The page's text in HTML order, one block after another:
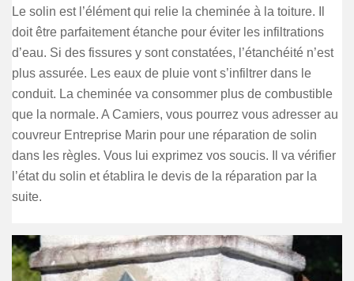
Le solin est l’élément qui relie la cheminée à la toiture. Il
doit être parfaitement étanche pour éviter les infiltrations
d’eau. Si des fissures y sont constatées, l’étanchéité n’est
plus assurée. Les eaux de pluie vont s’infiltrer dans le
conduit. La cheminée va consommer plus de combustible
que la normale. A Camiers, vous pourrez vous adresser au
couvreur Entreprise Marin pour une réparation de solin
dans les règles. Vous lui exprimez vos soucis. Il va vérifier
l’état du solin et établira le devis de la réparation par la
suite.